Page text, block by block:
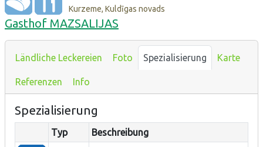
Kurzeme, Kuldīgas novads
Gasthof MAZSALIJAS
Ländliche Leckereien Foto Spezialisierung Karte
Referenzen Info
Spezialisierung
Typ
Beschreibung